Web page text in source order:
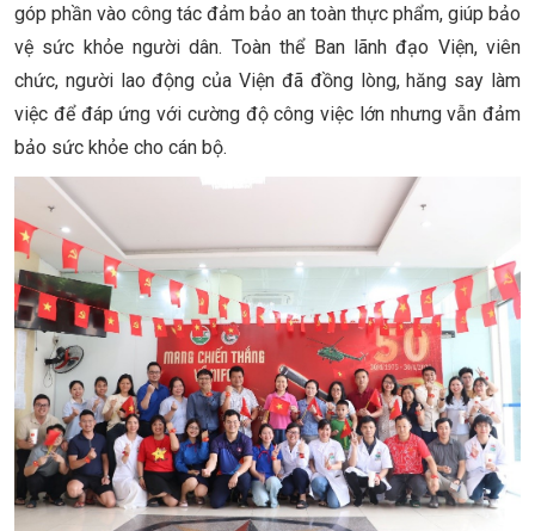
góp phần vào công tác đảm bảo an toàn thực phẩm, giúp bảo
vệ sức khỏe người dân. Toàn thể Ban lãnh đạo Viện, viên
chức, người lao động của Viện đã đồng lòng, hăng say làm
việc để đáp ứng với cường độ công việc lớn nhưng vẫn đảm
bảo sức khỏe cho cán bộ.